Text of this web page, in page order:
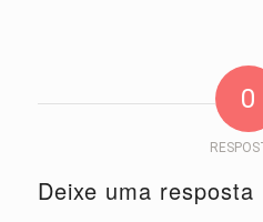
0
Deixe uma resposta